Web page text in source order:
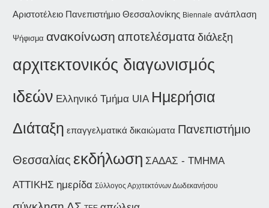
Αριστοτέλειο Πανεπιστήμιο Θεσσαλονίκης Biennale ανάπλαση
Ψήφισμα ανακοίνωση αποτελέσματα διάλεξη
αρχιτεκτονικός διαγωνισμός
ιδεών Ελληνικό Τμήμα UIA Ημερήσια
Διάταξη επαγγελματικά δικαιώματα Πανεπιστήμιο
Θεσσαλίας εκδήλωση ΣΑΔΑΣ - ΤΜΗΜΑ
ΑΤΤΙΚΗΣ ημερίδα Σύλλογος Αρχιτεκτόνων Δωδεκανήσου